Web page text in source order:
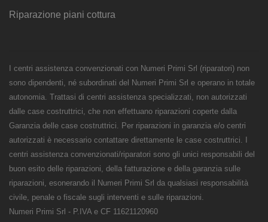
Riparazione piani cottura
I centri assistenza convenzionati con Numeri Primi Srl (riparatori) non
sono dipendenti, né subordinati del Numeri Primi Srl e operano in totale
autonomia. Trattasi di centri assistenza specializzati, non autorizzati
dalle case costruttrici, che non effettuano riparazioni coperte dalla
Garanzia delle case costruttrici. Per riparazioni in garanzia e/o centri
autorizzati è necessario contattare direttamente le case costruttrici. I
centri assistenza convenzionati/riparatori sono gli unici responsabili del
buon esito delle riparazioni, della fatturazione e della garanzia sulle
riparazioni, esonerando il Numeri Primi Srl da qualsiasi responsabilità
civile, penale o fiscale sugli interventi e sulle riparazioni.
Numeri Primi Srl - P.IVA e CF 11621120960